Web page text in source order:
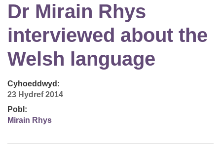
Dr Mirain Rhys
interviewed about the
Welsh language
Cyhoeddwyd:
23 Hydref 2014
Pobl:
Mirain Rhys